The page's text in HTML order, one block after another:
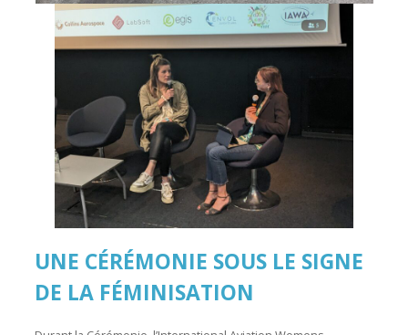
UNE CÉRÉMONIE SOUS LE SIGNE
DE LA FÉMINISATION